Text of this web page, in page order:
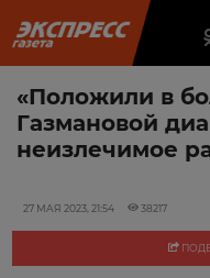
«Положили в
Газмановой
неизлечимое
27 МАЯ 2023, 21:54 38217